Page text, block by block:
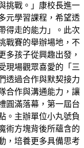
挑戰。」康校長進一
元學習課程，希望透
得走的能力」。此次
戰賽的舉辦場地，不
多孩子從興趣出發，
現場觀眾喜愛的「三
透過合作與默契接力
合作與溝通能力，讓
圓滿落幕，第一屆台
。主辦單位小丸號負
術方塊背後所蘊含的
，培養更多具備思考